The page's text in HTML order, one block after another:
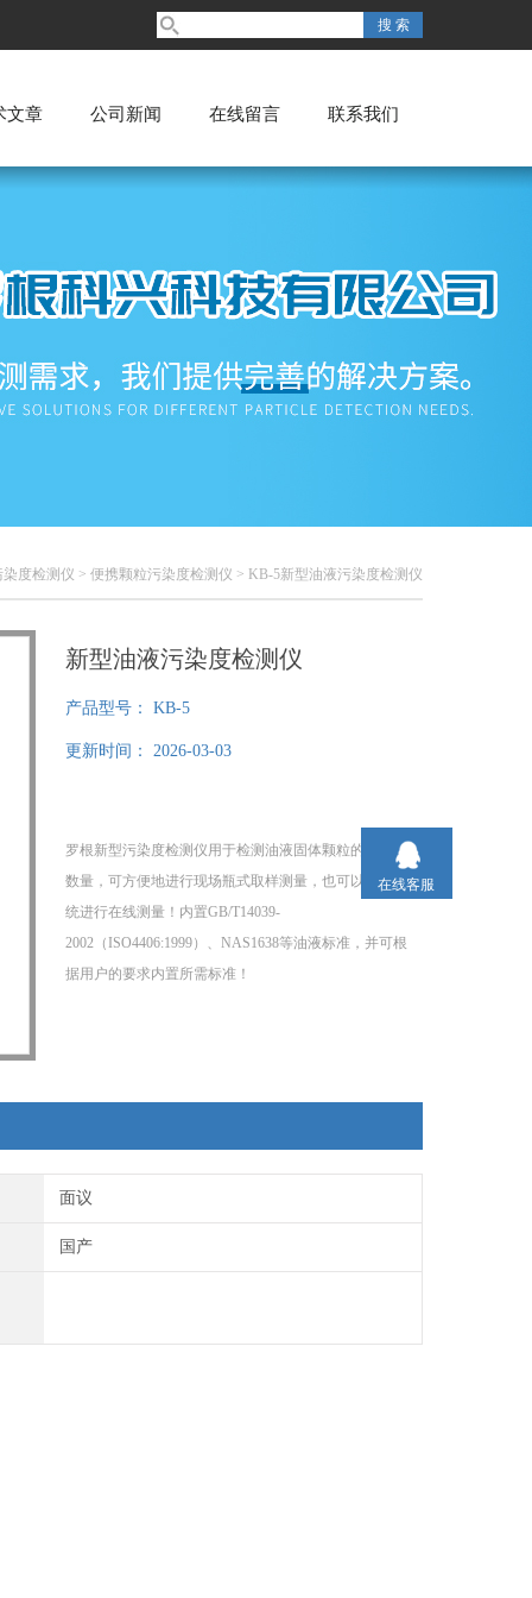
文章 公司新闻 在线留言 联系我们
度检测仪 > 便携颗粒污染度检测仪 > KB-5新型油液污染度检测仪
新型油液污染度检测仪
产品型号： KB-5
更新时间： 2026-03-03
罗根新型污染度检测仪用于检测油液固体颗粒的大小和
数量，可方便地进行现场瓶式取样测量，也可以连接系
统进行在线测量！内置GB/T14039-
2002（ISO4406:1999）、NAS1638等油液标准，并可根
据用户的要求内置所需标准！
面议
国产
在线客服